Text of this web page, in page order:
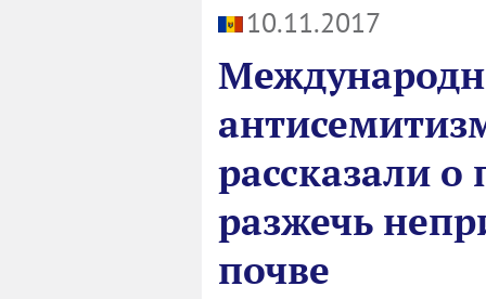
10.11.2017
рассказали о
разжечь
почве